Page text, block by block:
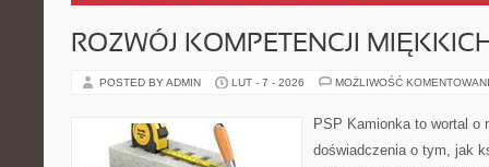
ROZWÓJ KOMPETENCJI
POSTED BY ADMIN LUT - 7 - 2026 MOŻLIWOŚĆ
PSP Kamionka to wortal o
doświadczenia o tym, jak